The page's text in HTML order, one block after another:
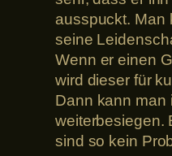
ausspuckt. Man
seine
Wenn er einen
wird dieser für
Dann kann man
weiterbesiegen.
sind so kein